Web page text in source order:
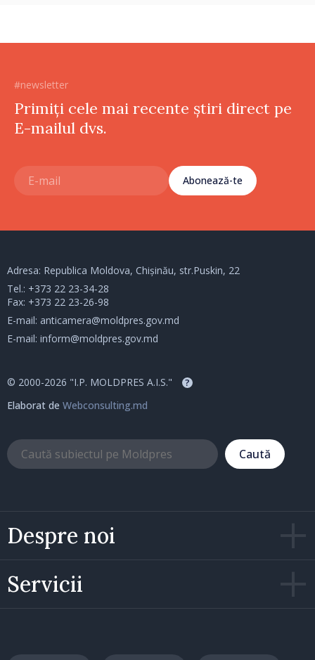
#newsletter
Primiți cele mai recente știri direct pe
E-mailul dvs.
Abonează-te
Despre noi
Servicii
Adresa: Republica Moldova, Chișinău, str.Puskin, 22
Tel.: +373 22 23-34-28
Fax: +373 22 23-26-98
E-mail: anticamera@moldpres.gov.md
E-mail: inform@moldpres.gov.md
© 2000-2026 "I.P. MOLDPRES A.I.S." ?
Elaborat de Webconsulting.md
Caută